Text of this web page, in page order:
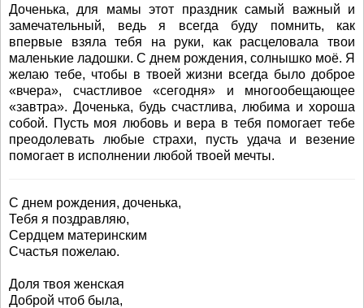
Доченька, для мамы этот праздник самый важный и
замечательный, ведь я всегда буду помнить, как
впервые взяла тебя на руки, как расцеловала твои
маленькие ладошки. С днем рождения, солнышко моё. Я
желаю тебе, чтобы в твоей жизни всегда было доброе
«вчера», счастливое «сегодня» и многообещающее
«завтра». Доченька, будь счастлива, любима и хороша
собой. Пусть моя любовь и вера в тебя помогает тебе
преодолевать любые страхи, пусть удача и везение
помогает в исполнении любой твоей мечты.
С днем рождения, доченька,
Тебя я поздравляю,
Сердцем материнским
Счастья пожелаю.
Доля твоя женская
Доброй чтоб была,